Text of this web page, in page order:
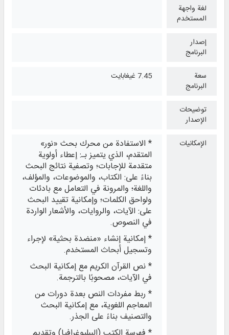
لغة واجهة
المستخدم
إصدار
البرنامج
سعة
البرنامج
7.45 غيغابايت
توضيحات
الإصدار
الإمكانيات
* الاستفادة من محرك بحث «نور»
المتقدم، الذي يتميز بـ: إعطاء أولوية
متقدمة للإجابات؛ وتصفية نتائج البحث
بناءً على: الكتاب، والموضوعات، والمؤلف،
واللغة؛ والمرونة في التعامل مع بادئات
ولواحق الكلمات؛ وإمكانية تقييد البحث
على: الآيات، والروايات، والأشعار الواردة
في النصوص.
* إمكانية إنشاء «منضدة بحثية» لإجراء
وتسجيل أبحاث المستخدم.
* نص القرآن الكريم مع إمكانية البحث
في الآيات، مصحوبًا بالترجمة.
* ربط مفردات النص بعدة دورات من
المعاجم اللغوية، مع إمكانية البحث
والتصنيف بناءً على الجذر.